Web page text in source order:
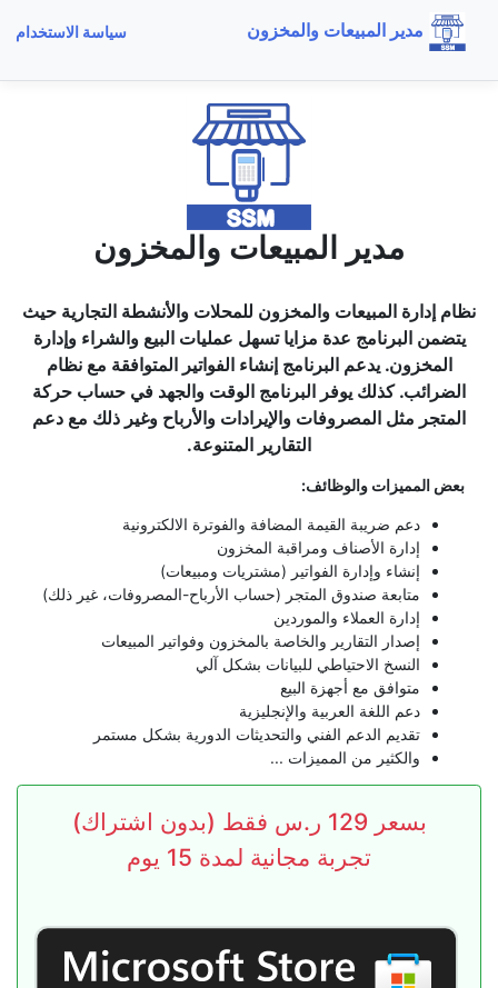
مدير المبيعات والمخزون سياسة الاستخدام
مدير المبيعات والمخزون
نظام إدارة المبيعات والمخزون للمحلات والأنشطة التجارية حيث
يتضمن البرنامج عدة مزايا تسهل عمليات البيع والشراء وإدارة
المخزون. يدعم البرنامج إنشاء الفواتير المتوافقة مع نظام
الضرائب. كذلك يوفر البرنامج الوقت والجهد في حساب حركة
المتجر مثل المصروفات والإيرادات والأرباح وغير ذلك مع دعم
التقارير المتنوعة.
بعض المميزات والوظائف:
دعم ضريبة القيمة المضافة والفوترة الالكترونية
إدارة الأصناف ومراقبة المخزون
إنشاء وإدارة الفواتير (مشتريات ومبيعات)
متابعة صندوق المتجر (حساب الأرباح-المصروفات، غير ذلك)
إدارة العملاء والموردين
إصدار التقارير والخاصة بالمخزون وفواتير المبيعات
النسخ الاحتياطي للبيانات بشكل آلي
متوافق مع أجهزة البيع
دعم اللغة العربية والإنجليزية
تقديم الدعم الفني والتحديثات الدورية بشكل مستمر
والكثير من المميزات ...
بسعر 129 ر.س فقط (بدون اشتراك)
تجربة مجانية لمدة 15 يوم